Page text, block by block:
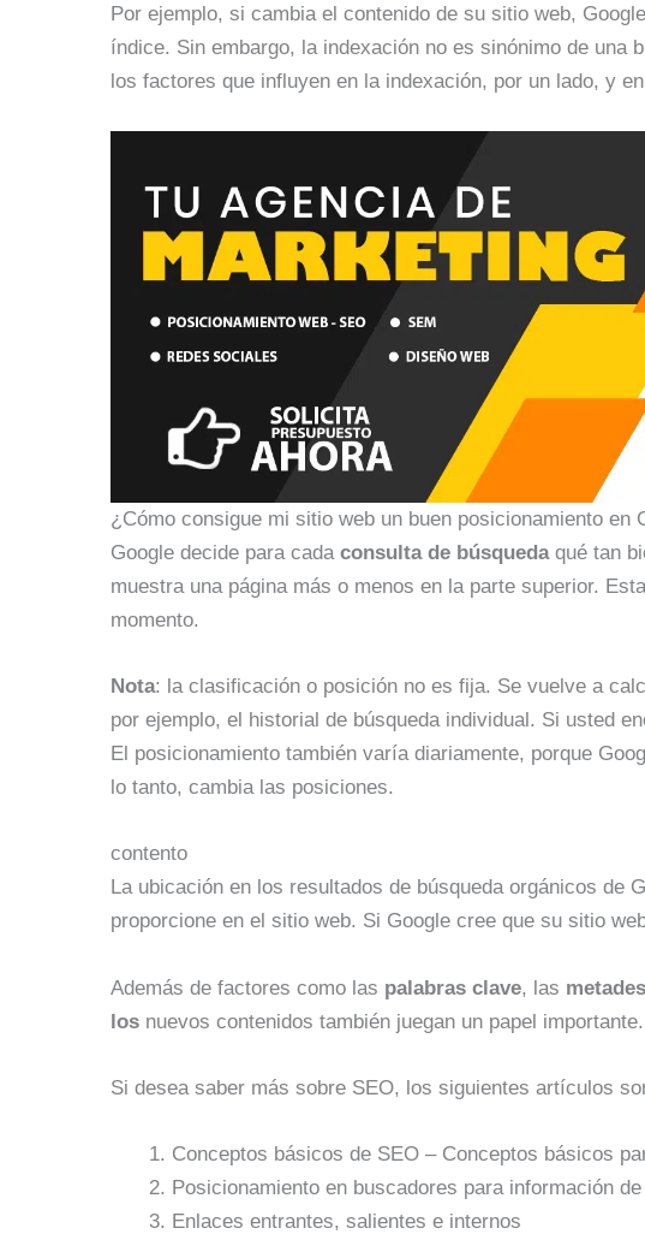
Por ejemplo, si cambia el contenido de su sitio web,
índice. Sin embargo, la indexación no es sinónimo de
los factores que influyen en la indexación, por un lado, y
¿Cómo consigue mi sitio web un buen posicionamiento en
Google decide para cada consulta de búsquedaqué tan
muestra una página más o menos en la parte superior.
momento.
Nota: la clasificación o posición no es fija. Se vuelve a
por ejemplo, el historial de búsqueda individual. Si usted
El posicionamiento también varía diariamente, porque
lo tanto, cambia las posiciones.
contento
La ubicación en los resultados de búsqueda orgánicos de
proporcione en el sitio web. Si Google cree que su sitio
Además de factores como las palabras clave, las
los nuevos contenidos también juegan un papel importante.
Si desea saber más sobre SEO, los siguientes artículos
Conceptos básicos de SEO – Conceptos básicos
Posicionamiento en buscadores para información
Enlaces entrantes, salientes e internos